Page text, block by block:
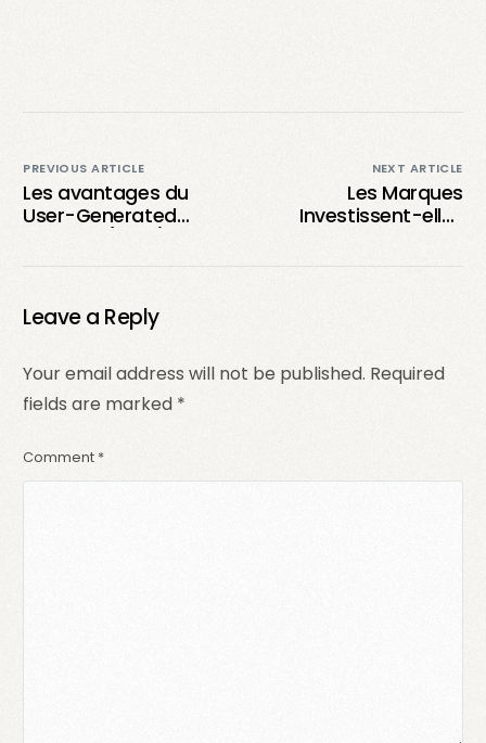
PREVIOUS ARTICLE
Les avantages du
User-Generated
votre stratégie
que vous devez
savoir
NEXT ARTICLE
Les Marques
Investissent-elles
Généré par les
Leave a Reply
Your email address will not be published. Required
fields are marked *
Comment *